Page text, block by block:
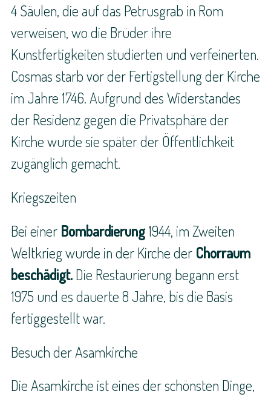
4 Säulen, die auf das Petrusgrab in Rom
verweisen, wo die Brüder ihre
Kunstfertigkeiten studierten und verfeinerten.
Cosmas starb vor der Fertigstellung der Kirche
im Jahre 1746. Aufgrund des Widerstandes
der Residenz gegen die Privatsphäre der
Kirche wurde sie später der Öffentlichkeit
zugänglich gemacht.
Kriegszeiten
Bei einer Bombardierung1944, im Zweiten
Weltkrieg wurde in der Kirche der Chorraum
beschädigt.Die Restaurierung begann erst
1975 und es dauerte 8 Jahre, bis die Basis
fertiggestellt war.
Besuch der Asamkirche
Die Asamkirche ist eines der schönsten Dinge,